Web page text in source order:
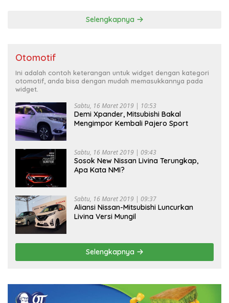
Selengkapnya
Otomotif
Ini adalah contoh keterangan untuk widget dengan kategori
otomotif, anda bisa dengan mudah memasukkannya pada
widget.
Sabtu, 16 Maret 2019 | 10:53
Demi Xpander, Mitsubishi Bakal
Mengimpor Kembali Pajero Sport
Sabtu, 16 Maret 2019 | 09:43
Sosok New Nissan Livina Terungkap,
Apa Kata NMI?
Sabtu, 16 Maret 2019 | 09:37
Aliansi Nissan-Mitsubishi Luncurkan
Livina Versi Mungil
Selengkapnya